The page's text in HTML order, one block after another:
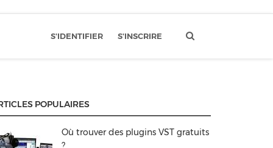
S'IDENTIFIER S'INSCRIRE
POPULAIRES
Où trouver des plugins VST gratuits
?